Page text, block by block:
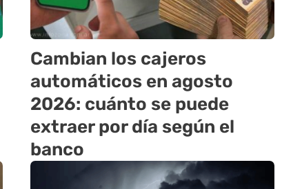
Cambian los cajeros
automáticos en agosto
2026: cuánto se puede
extraer por día según el
banco